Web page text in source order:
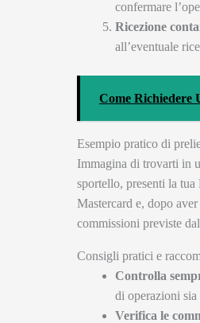
confermare
Ricezione
all’eventuale
Come Richiedere
Esempio pratico di
Immagina di trovarti in
sportello, presenti la
Mastercard e, dopo
commissioni previste
Consigli pratici e
Controlla
di operazioni
Verifica le